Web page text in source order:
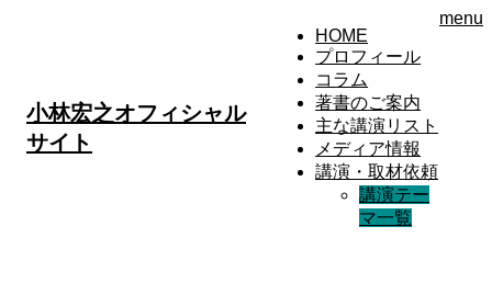
小林宏之オフィシャル
サイト
HOME
プロフィール
コラム
著書のご案内
主な講演リスト
メディア情報
講演・取材依頼
講演テー
マ一覧
menu